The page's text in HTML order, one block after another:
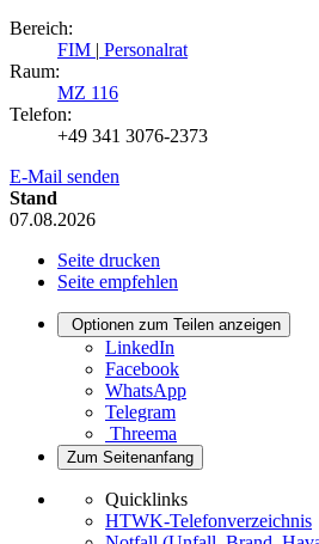
Bereich:
FIM | Personalrat
Raum:
MZ 116
Telefon:
+49 341 3076-2373
E-Mail senden
Stand
07.08.2026
Seite drucken
Seite empfehlen
Optionen zum Teilen anzeigen
LinkedIn
Facebook
WhatsApp
Telegram
Threema
Zum Seitenanfang
Quicklinks
HTWK-Telefonverzeichnis